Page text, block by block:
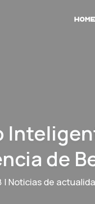
Home
de
| Noticias de